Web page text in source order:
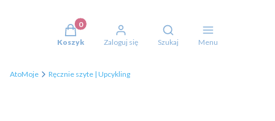
Produkty w koszyku: 0. Zobacz szczegóły
Koszyk Zaloguj się
Otwórz wyszukiwarkę
Szukaj Menu
AtoMoje Ręcznie szyte | Upcykling